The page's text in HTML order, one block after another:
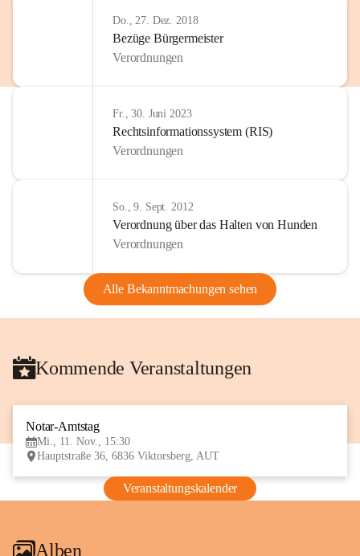
Do., 27. Dez. 2018
Bezüge Bürgermeister
Verordnungen
Fr., 30. Juni 2023
Rechtsinformationssystem (RIS)
Verordnungen
So., 9. Sept. 2012
Verordnung über das Halten von Hunden
Verordnungen
Alle Bekanntmachungen sehen
Kommende Veranstaltungen
Notar-Amtstag
Mi., 11. Nov., 15:30
Hauptstraße 36, 6836 Viktorsberg, AUT
Veranstaltungskalender
Alben